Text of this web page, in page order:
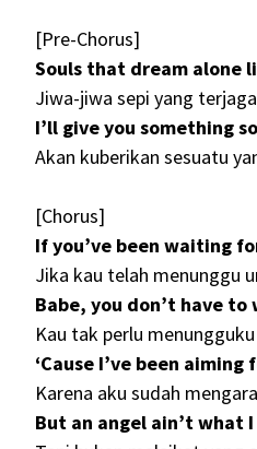
[Pre-Chorus]
Souls that dream alone
Jiwa-jiwa sepi yang terjaga
I’ll give you something
Akan kuberikan sesuatu
[Chorus]
If you’ve been waiting
Jika kau telah menunggu
Babe, you don’t have to
Kau tak perlu
‘Cause I’ve been
Karena aku sudah
But an angel ain’t what